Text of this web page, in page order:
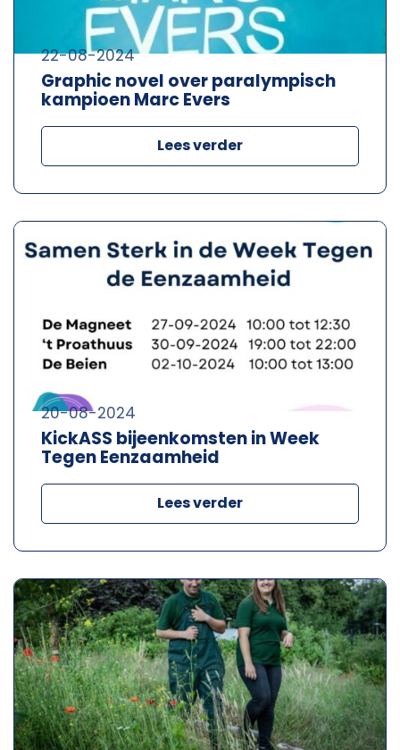
Graphic novel over paralympisch
kampioen Marc Evers
22-08-2024
Lees verder
KickASS bijeenkomsten in Week
Tegen Eenzaamheid
20-08-2024
Lees verder